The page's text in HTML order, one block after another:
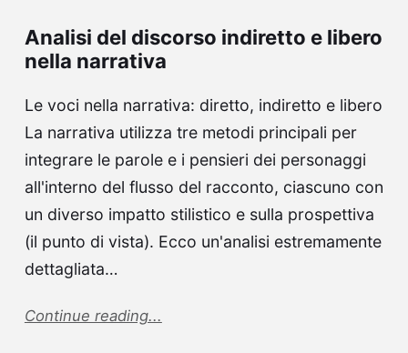
Analisi del discorso indiretto e libero
nella narrativa
Le voci nella narrativa: diretto, indiretto e libero
La narrativa utilizza tre metodi principali per
integrare le parole e i pensieri dei personaggi
all'interno del flusso del racconto, ciascuno con
un diverso impatto stilistico e sulla prospettiva
(il punto di vista). Ecco un'analisi estremamente
dettagliata…
Continue reading...